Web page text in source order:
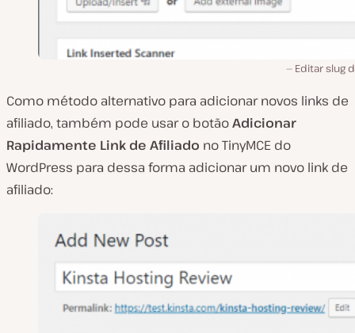
Editar slug
Como método alternativo para adicionar novos links de
afiliado, também pode usar o botãoAdicionar
Rapidamente Link de Afiliado no TinyMCE do
WordPress para dessa forma adicionar um novo link de
afiliado: